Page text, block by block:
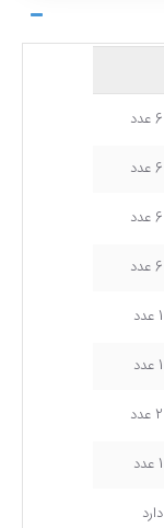
6 عدد
6 عدد
6 عدد
6 عدد
1 عدد
1 عدد
2 عدد
1 عدد
دارد